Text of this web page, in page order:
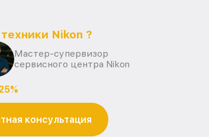
Nikon ?
Мастер-супервизор
сервисного центра Nikon
консультация